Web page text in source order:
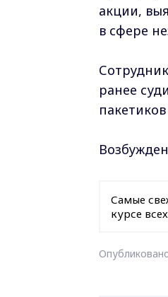
акции,
в сфере
ранее
Самые
курсе